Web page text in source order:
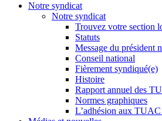
Notre syndicat
Notre syndicat
Trouvez votre section
Statuts
Message du président
Conseil national
Fièrement syndiqué(e)
Histoire
Rapport annuel des
Normes graphiques
L’adhésion aux TUAC